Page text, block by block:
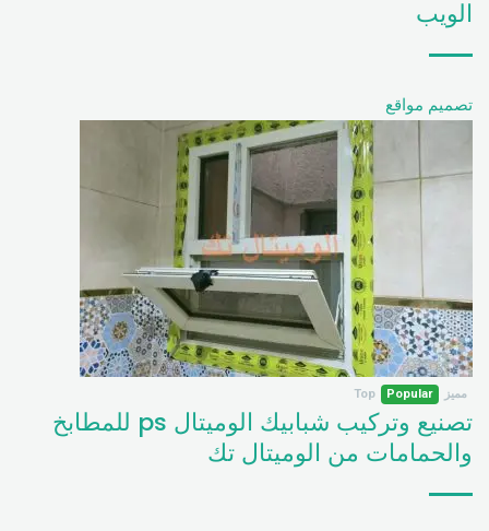
الويب
تصميم مواقع
مميز Popular
Top
تصنيع وتركيب شبابيك الوميتال ps للمطابخ
والحمامات من الوميتال تك